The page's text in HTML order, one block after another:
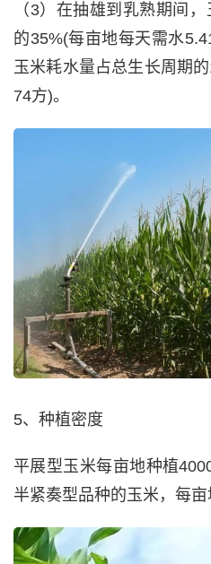
（3）在抽雄到乳熟期间
的35%(每亩地每天需水
玉米耗水量占总生长周期
74方)。
5、种植密度
平展型玉米每亩地种植
半紧奏型品种的玉米，每亩